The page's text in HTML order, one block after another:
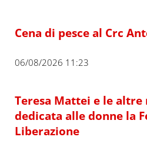
Cena di pesce al Crc
06/08/2026 11:23
Teresa Mattei e le
dedicata alle donne la
Liberazione